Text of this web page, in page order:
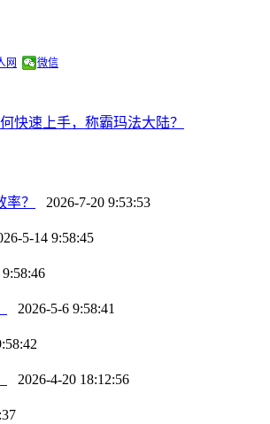
网 微信
快速上手，称霸玛法大陆？
？ 2026-7-20 9:53:53
5-14 9:58:45
2026-5-6 9:58:41
2026-4-20 18:12:56